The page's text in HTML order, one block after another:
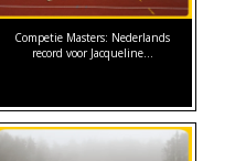
Competie Masters: Nederlands
record voor Jacqueline…